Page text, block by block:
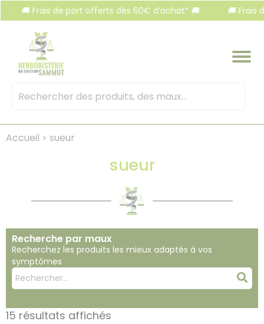
🚚 Frais de port offerts dès 60€ d’achat* 🚚 🚚 Frais de
Mots
Accueil > sueur
sueur
Recherche par maux
Recherchez les produits les mieux adaptés à vos
symptômes
Mots
clés
:
15 résultats affichés
Panneau de gestion des cookies